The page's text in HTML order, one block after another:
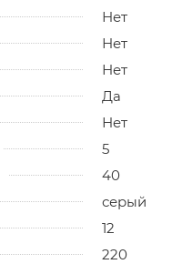
Нет
Нет
Нет
Да
Нет
5
40
серый
12
220